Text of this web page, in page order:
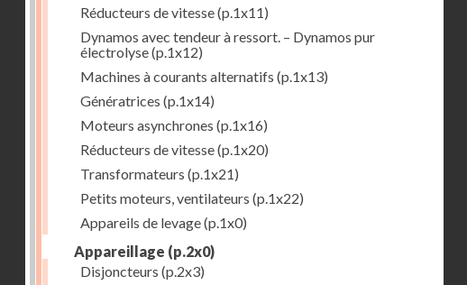
Réducteurs de vitesse(p.1x11)
Dynamos avec tendeur à ressort. – Dynamos pur
électrolyse(p.1x12)
Machines à courants alternatifs (p.1x13)
Génératrices (p.1x14)
Moteurs asynchrones (p.1x16)
Réducteurs de vitesse(p.1x20)
Transformateurs (p.1x21)
Petits moteurs, ventilateurs (p.1x22)
Appareils de levage(p.1x0)
Appareillage (p.2x0)
Disjoncteurs (p.2x3)